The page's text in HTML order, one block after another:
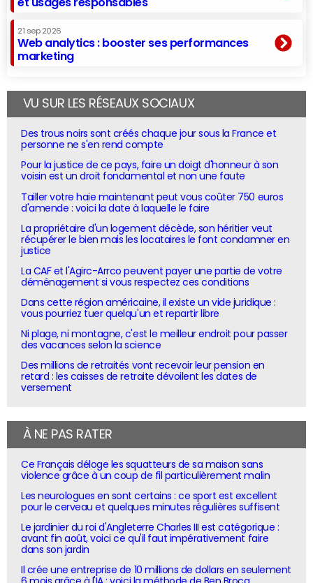
21 sep 2026
Web analytics : booster ses performances
marketing
VU SUR LES RÉSEAUX SOCIAUX
Des trous noirs sont créés chaque jour sous la France et
personne ne s'en rend compte
Pour la justice de ce pays, faire un doigt d'honneur à son
voisin est un droit fondamental et non une faute
Tailler votre haie maintenant peut vous coûter 750 euros
d'amende : voici la date à laquelle le faire
La propriétaire d'un logement décède, son héritier veut
récupérer le bien mais les locataires le font condamner en
justice
La CAF et l'Agirc-Arrco peuvent payer une partie de votre
déménagement si vous respectez ces conditions
Dans cette région américaine, il existe un vide juridique :
vous pourriez tuer quelqu'un et repartir libre
Ni plage, ni montagne, c'est le meilleur endroit pour passer
des vacances selon la science
Des millions de retraités vont recevoir leur pension en
retard : les caisses de retraite dévoilent les dates de
versement
À NE PAS RATER
Ce Français déloge les squatteurs de sa maison sans
violence grâce à un coup de fil particulièrement malin
Les neurologues en sont certains : ce sport est excellent
pour le cerveau et quelques minutes régulières suffisent
Le jardinier du roi d'Angleterre Charles III est catégorique :
avant fin août, voici ce qu'il faut impérativement faire
dans son jardin
Il crée une entreprise de 10 millions de dollars en seulement